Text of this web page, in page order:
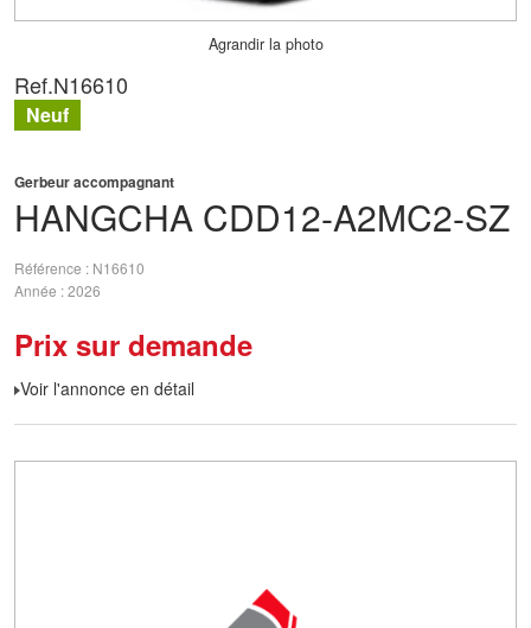
Agrandir la photo
HANGCHA CDD12-A2MC2-SZ
Gerbeur accompagnant
Référence
N16610
Année 2026
Prix sur demande
Voir l'annonce en détail
Ref.N16610
Neuf